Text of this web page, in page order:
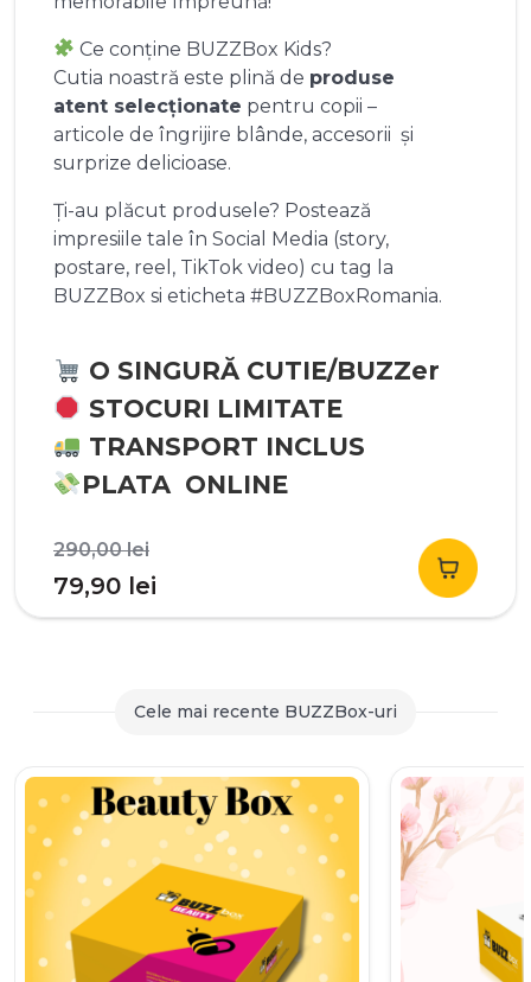
Ce conține BUZZBox Kids?
Cutia noastră este plină de produse
atent selecționate pentru copii –
articole de îngrijire blânde, accesorii și
surprize delicioase.
Ți-au plăcut produsele? Postează
impresiile tale în Social Media (story,
postare, reel, TikTok video) cu tag la
BUZZBox si eticheta #BUZZBoxRomania.
O SINGURĂ CUTIE/BUZZer
STOCURI LIMITATE
TRANSPORT INCLUS
PLATA ONLINE
290,00leiPrețul
inițial
a
290,00 lei.
79,90 lei
curent
79,90 lei.
Cele mai recente BUZZBox-uri